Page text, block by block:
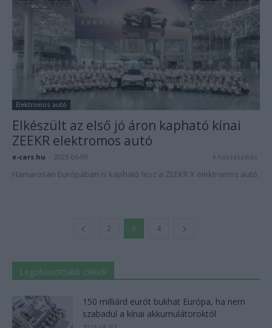
Elektromos autó
Elkészült az első jó áron kapható kínai
ZEEKR elektromos autó
e-cars.hu 2023-06-09 4 hozzászólás
Hamarosan Európában is kapható lesz a ZEEKR X elektromos autó.
2 3 4
Legolvasottabb cikkek
150 milliárd eurót bukhat Európa, ha nem
szabadul a kínai akkumulátoroktól